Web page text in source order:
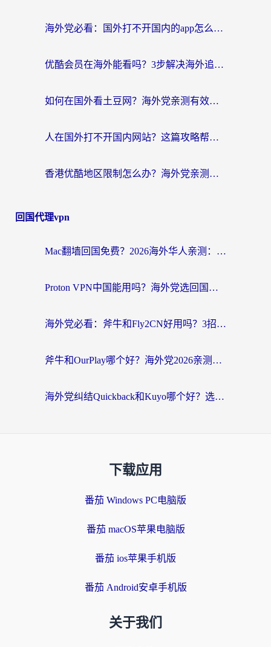
海外党必看：国外打不开国内的app怎么办？3步解决你的乡愁
优酷会员在海外能看吗？3步解决海外追剧难题，附实测好用加速器推荐
如何在国外看土豆网？海外党亲测有效的追剧加速器选择指南
人在国外打不开国内网站？这篇攻略帮你无缝解锁国内资源（附交管12123使用技巧）
香港优酷地区限制怎么办？海外党亲测有效的追剧解决方案
回国代理vpn
Mac翻墙回国免费？2026海外华人亲测：从CCTV5直播到国内APP，这样选加速器才靠谱
Proton VPN中国能用吗？海外党选回国加速器的避坑指南（附番茄加速器实测）
海外党必看：斧牛和Fly2CN好用吗？3招教你选对回国加速器（附免费试用攻略）
斧牛和OurPlay哪个好？海外党2026亲测：选对加速器，国内资源秒加载
海外党纠结Quickback和Kuyo哪个好？选对回国加速器才能无缝刷国内资源
下载应用
番茄 Windows PC电脑版
番茄 macOS苹果电脑版
番茄 ios苹果手机版
番茄 Android安卓手机版
关于我们